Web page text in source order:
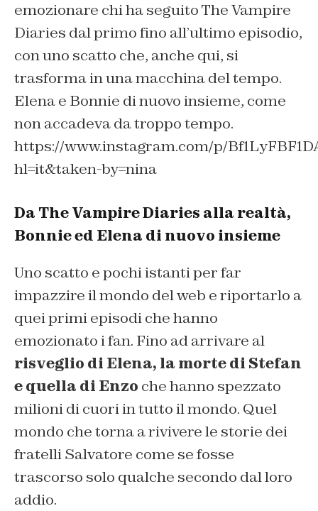
emozionare chi ha seguito The Vampire
Diaries dal primo fino all’ultimo episodio,
con uno scatto che, anche qui, si
trasforma in una macchina del tempo.
Elena e Bonnie di nuovo insieme, come
non accadeva da troppo tempo.
https://www.instagram.com/p/
hl=it&taken-by=nina
Da The Vampire Diaries alla realtà,
Bonnie ed Elena di nuovo insieme
Uno scatto e pochi istanti per far
impazzire il mondo del web e riportarlo a
quei primi episodi che hanno
emozionato i fan. Fino ad arrivare al
risveglio di Elena, la morte di Stefan
e quella di Enzo che hanno spezzato
milioni di cuori in tutto il mondo. Quel
mondo che torna a rivivere le storie dei
fratelli Salvatore come se fosse
trascorso solo qualche secondo dal loro
addio.